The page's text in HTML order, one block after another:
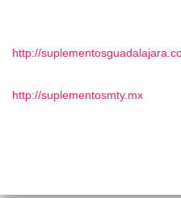
http://
http://suplementosmty.mx